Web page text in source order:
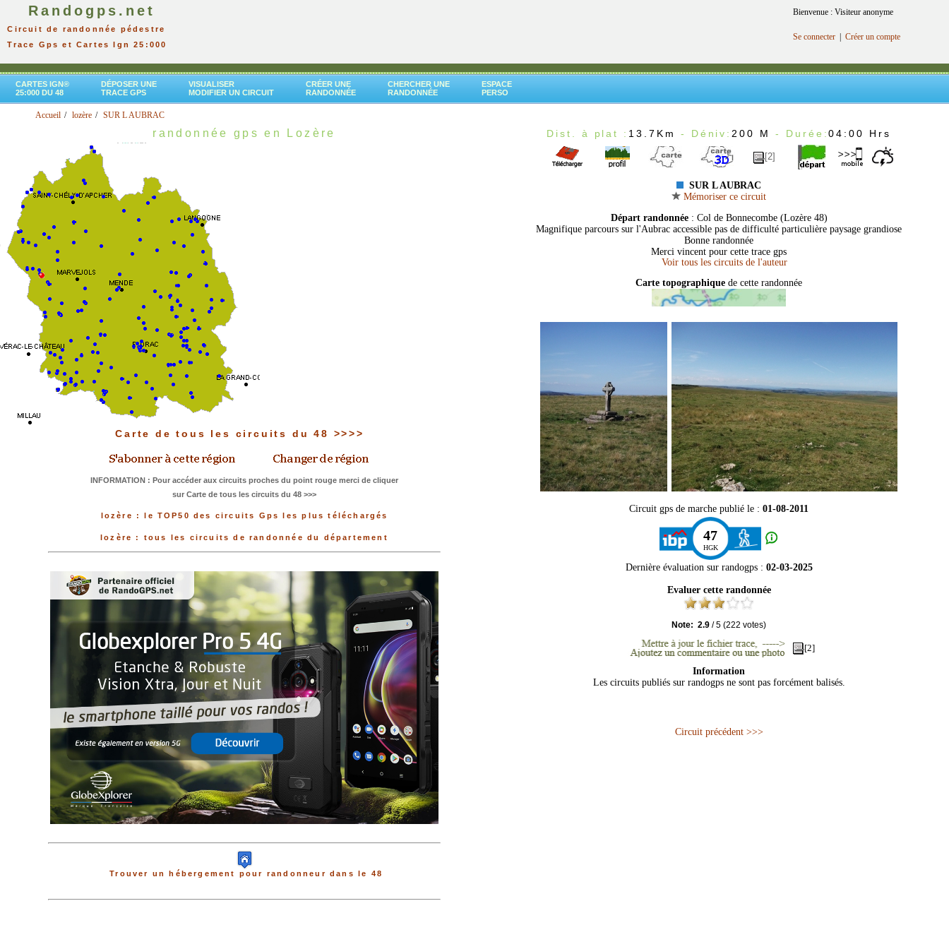
Randogps.net
Circuit de randonnée pédestre
Trace Gps et Cartes Ign 25:000
Bienvenue : Visiteur anonyme
Se connecter Créer un compte
CARTES IGN®
25:000 DU 48
DÉPOSER UNE
TRACE GPS
VISUALISER
MODIFIER UN CIRCUIT
CRÉER UNE
RANDONNÉE
CHERCHER UNE
RANDONNÉE
ESPACE
PERSO
Accueil lozère SUR L AUBRAC
randonnée gps en Lozère
Carte de tous les circuits du 48 >>>>
INFORMATION : Pour accéder aux circuits proches du point rouge merci de cliquer
sur Carte de tous les circuits du 48 >>>
lozère : le TOP50 des circuits Gps les plus téléchargés
lozère : tous les circuits de randonnée du département
Trouver un hébergement pour randonneur dans le 48
Dist. à plat : 13.7Km - Déniv: 200 M - Durée:04:00 Hrs
[2]
SUR L AUBRAC
Mémoriser ce circuit
Départ randonnée : Col de Bonnecombe (Lozère 48)
Magnifique parcours sur l'Aubrac accessible pas de difficulté particulière paysage grandiose
Bonne randonnée
Merci vincent pour cette trace gps
Carte topographique de cette randonnée
Circuit gps de marche publié le : 01-08-2011
47
HGK
Dernière évaluation sur randogps : 02-03-2025
Evaluer cette randonnée
Note: 2.9 /5 (222 votes)
[2]
Information
Les circuits publiés sur randogps ne sont pas forcément balisés.
Circuit précédent >>>